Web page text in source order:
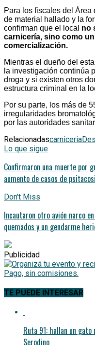
Para los fiscales del
de material hallado y la
confirman que el local no
carnicería, sino como
comercialización.
Mientras el dueño del
la investigación continúa
droga y si existen otros
estructura criminal en la
Por su parte, los más de
irregularidades
por las autoridades
Relacionadascarniceria
Lo que sigue
Confirmaron una muerte por
aumento de casos de
Don't Miss
Incautaron otro avión narco
quemados y un gendarme
Publicidad
TE PUEDE INTERESAR
Ruta 91: hallan un
Serodino